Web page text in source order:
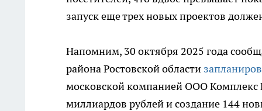
запуск еще трех новых проектов
Напомним, 30 октября 2025 года
района Ростовской области
московской компанией ООО Комплекс
миллиардов рублей и создание 144